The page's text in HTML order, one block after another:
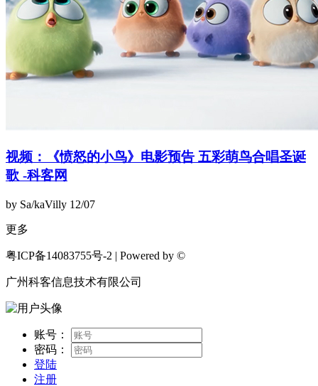
视频：《愤怒的小鸟》电影预告 五彩萌鸟合唱圣诞
歌 -科客网
by Sa/kaVilly 12/07
更多
粤ICP备14083755号-2 | Powered by ©
广州科客信息技术有限公司
账号：
密码：
登陆
注册